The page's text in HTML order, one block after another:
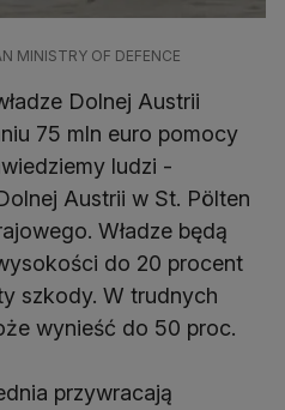
MINISTRY OF DEFENCE
Dolnej Austrii
75 mln euro pomocy
ludzi -
Austrii w St. Pölten
Władze będą
do 20 procent
szkody. W trudnych
wynieść do 50 proc.
przywracają